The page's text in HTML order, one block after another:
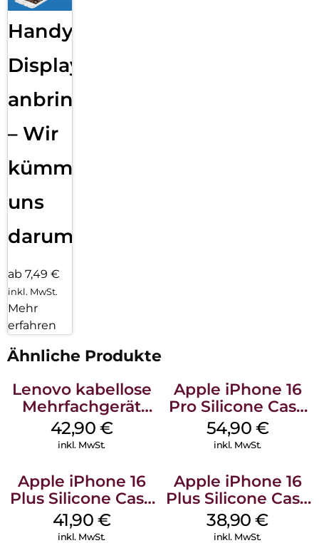
Handy
Displayfolie
anbringen
– Wir
kümmern
uns
darum!
ab 7,49 €
inkl. MwSt.
Mehr
erfahren
Ähnliche Produkte
Lenovo kabellose
Mehrfachgerät
Luna Grey
42,90 €
inkl. MwSt.
Apple iPhone 16
Pro Silicone Case
MagSafe Black
54,90 €
inkl. MwSt.
Apple iPhone 16
Plus Silicone Case
MagSafe Stone
Gray
41,90 €
inkl. MwSt.
Apple iPhone 16
Plus Silicone Case
MagSafe Denim
38,90€
inkl. MwSt.